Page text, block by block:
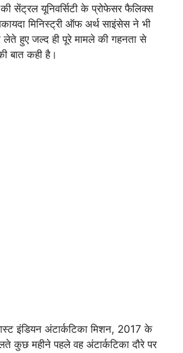
की सेंट्रल यूनिवर्सिटी के प्रोफेसर फैलिक्स
मिनिस्ट्री ऑफ अर्थ साइंसेस ने भी
लेते हुए जल्द ही पूरे मामले की गहनता से
बात कही है।
इंडियन अंटार्कटिका मिशन, 2017 के
कुछ महीने पहले वह अंटार्कटिका दौरे पर